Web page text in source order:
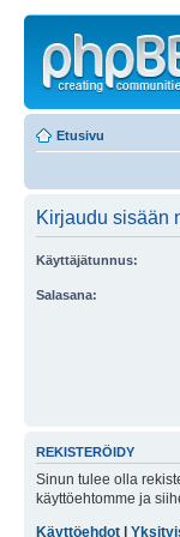
Etusivu
Kirjaudu sisään
Käyttäjätunnus:
Salasana:
REKISTERÖIDY
Sinun tulee olla
käyttöehtomme ja
Käyttöehdot